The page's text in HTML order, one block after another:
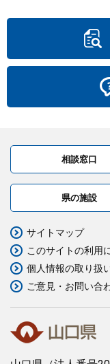
相談窓口
県の施設
サイトマップ
このサイトの利用
個人情報の取り扱
ご意見・お問い合